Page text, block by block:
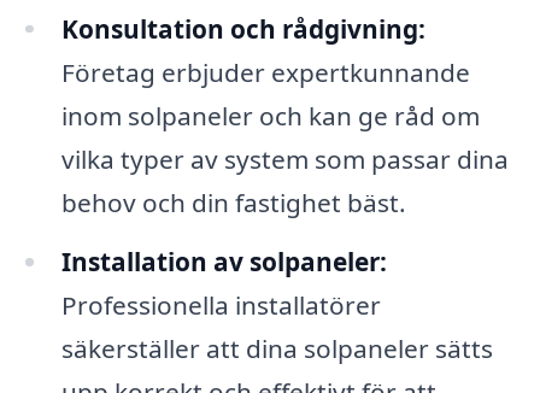
Konsultation och rådgivning:
Företag erbjuder expertkunnande
inom solpaneler och kan ge råd om
vilka typer av system som passar dina
behov och din fastighet bäst.
Installation av solpaneler:
Professionella installatörer
säkerställer att dina solpaneler sätts